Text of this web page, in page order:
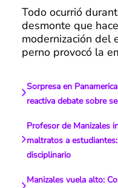
Todo ocurrió
desmonte que
modernización del
perno provocó la
Sorpresa en
reactiva debate sobre
Profesor de Manizales
maltratos a
disciplinario
Manizales vuela alto: